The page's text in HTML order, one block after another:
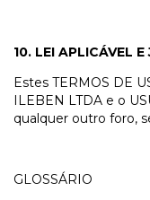
10. LEI APLICÁVEL
Estes TERMOS DE
ILEBEN LTDA e o
qualquer outro foro,
GLOSSÁRIO